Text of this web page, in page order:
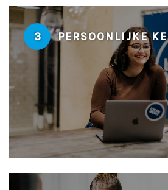
3 PERSOONLIJKE